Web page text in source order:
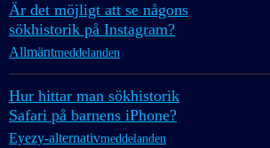
Är det möjligt att se någons
sökhistorik på Instagram?
Allmäntmeddelanden
Hur hittar man sökhistorik
Safari på barnens iPhone?
Eyezy-alternativmeddelanden